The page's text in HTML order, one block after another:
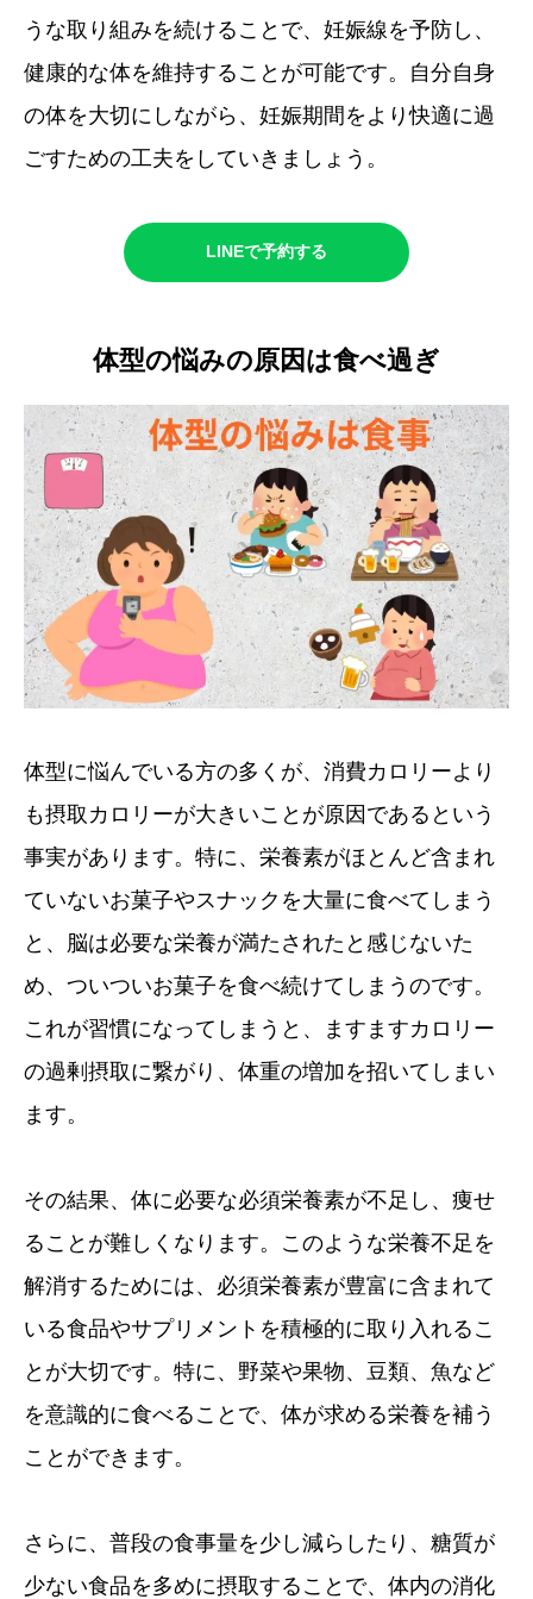
うな取り組みを続けることで、妊娠線を予防し、
健康的な体を維持することが可能です。自分自身
の体を大切にしながら、妊娠期間をより快適に過
ごすための工夫をしていきましょう。
LINEで予約する
体型の悩みの原因は食べ過ぎ
体型に悩んでいる方の多くが、消費カロリーより
も摂取カロリーが大きいことが原因であるという
事実があります。特に、栄養素がほとんど含まれ
ていないお菓子やスナックを大量に食べてしまう
と、脳は必要な栄養が満たされたと感じないた
め、ついついお菓子を食べ続けてしまうのです。
これが習慣になってしまうと、ますますカロリー
の過剰摂取に繋がり、体重の増加を招いてしまい
ます。
その結果、体に必要な必須栄養素が不足し、痩せ
ることが難しくなります。このような栄養不足を
解消するためには、必須栄養素が豊富に含まれて
いる食品やサプリメントを積極的に取り入れるこ
とが大切です。特に、野菜や果物、豆類、魚など
を意識的に食べることで、体が求める栄養を補う
ことができます。
さらに、普段の食事量を少し減らしたり、糖質が
少ない食品を多めに摂取することで、体内の消化